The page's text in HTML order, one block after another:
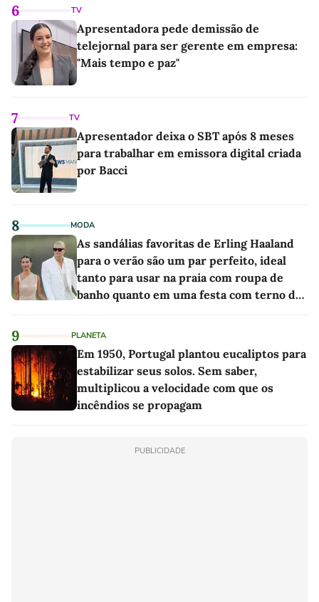
6 TV
Apresentadora pede demissão de
telejornal para ser gerente em empresa:
"Mais tempo e paz"
7 TV
Apresentador deixa o SBT após 8 meses
para trabalhar em emissora digital criada
por Bacci
8 MODA
As sandálias favoritas de Erling Haaland
para o verão são um par perfeito, ideal
tanto para usar na praia com roupa de
banho quanto em uma festa com terno de
9 PLANETA
Em 1950, Portugal plantou eucaliptos para
estabilizar seus solos. Sem saber,
multiplicou a velocidade com que os
incêndios se propagam
PUBLICIDADE